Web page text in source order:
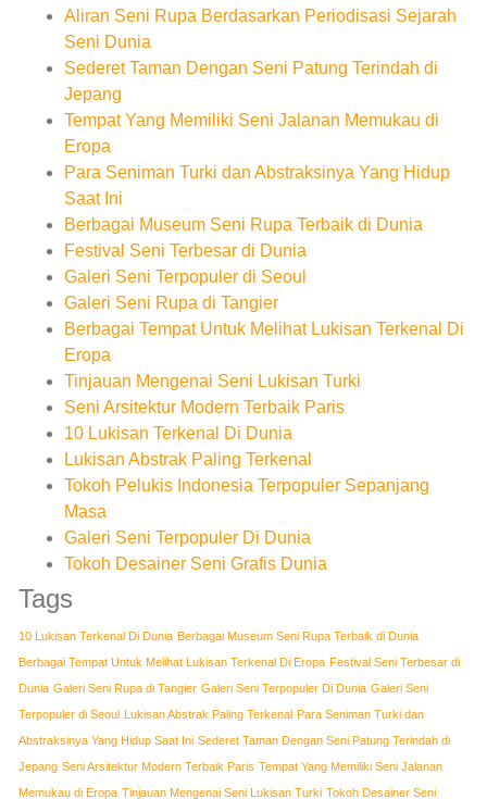
Aliran Seni Rupa Berdasarkan Periodisasi Sejarah
Seni Dunia
Sederet Taman Dengan Seni Patung Terindah di
Jepang
Tempat Yang Memiliki Seni Jalanan Memukau di
Eropa
Para Seniman Turki dan Abstraksinya Yang Hidup
Saat Ini
Berbagai Museum Seni Rupa Terbaik di Dunia
Festival Seni Terbesar di Dunia
Galeri Seni Terpopuler di Seoul
Galeri Seni Rupa di Tangier
Berbagai Tempat Untuk Melihat Lukisan Terkenal Di
Eropa
Tinjauan Mengenai Seni Lukisan Turki
Seni Arsitektur Modern Terbaik Paris
10 Lukisan Terkenal Di Dunia
Lukisan Abstrak Paling Terkenal
Tokoh Pelukis Indonesia Terpopuler Sepanjang
Masa
Galeri Seni Terpopuler Di Dunia
Tokoh Desainer Seni Grafis Dunia
Tags
10 Lukisan Terkenal Di Dunia Berbagai Museum Seni Rupa Terbaik di Dunia
Berbagai Tempat Untuk Melihat Lukisan Terkenal Di Eropa Festival Seni Terbesar di
Dunia Galeri Seni Rupa di Tangier Galeri Seni Terpopuler Di Dunia Galeri Seni
Terpopuler di Seoul Lukisan Abstrak Paling Terkenal Para Seniman Turki dan
Abstraksinya Yang Hidup Saat Ini Sederet Taman Dengan Seni Patung Terindah di
Jepang Seni Arsitektur Modern Terbaik Paris Tempat Yang Memiliki Seni Jalanan
Memukau di Eropa Tinjauan Mengenai Seni Lukisan Turki Tokoh Desainer Seni